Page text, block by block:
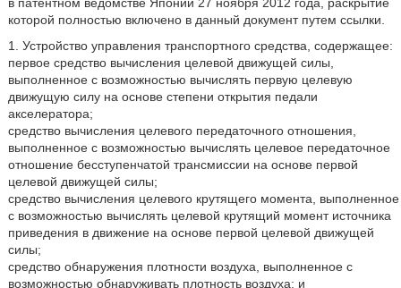
которой полностью включено в данный документ путем ссылки.
1. Устройство управления транспортного средства, содержащее:
первое средство вычисления целевой движущей силы,
выполненное с возможностью вычислять первую целевую
движущую силу на основе степени открытия педали
акселератора;
средство вычисления целевого передаточного отношения,
выполненное с возможностью вычислять целевое передаточное
отношение бесступенчатой трансмиссии на основе первой
целевой движущей силы;
средство вычисления целевого крутящего момента, выполненное
с возможностью вычислять целевой крутящий момент источника
приведения в движение на основе первой целевой движущей
силы;
средство обнаружения плотности воздуха, выполненное с
возможностью обнаруживать плотность воздуха; и